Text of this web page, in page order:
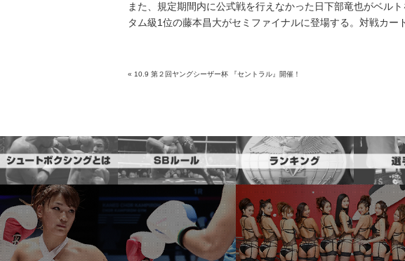
また、規定期間内に公式戦を行えなかった日下部竜也がベル
タム級1位の藤本昌大がセミファイナルに登場する。対戦カ
« 10.9 第２回ヤングシーザー杯 『セントラル』開催！